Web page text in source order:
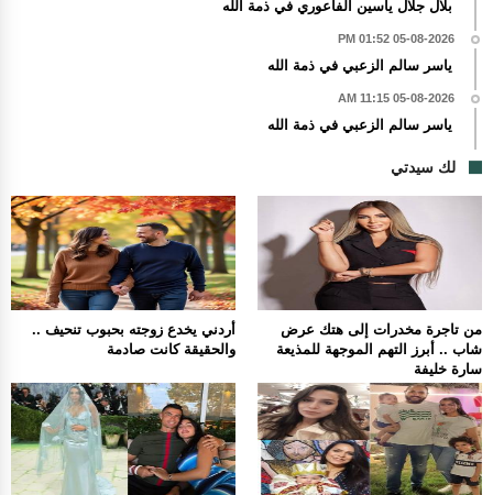
بلال جلال ياسين الفاعوري في ذمة الله
05-08-2026 01:52 PM
ياسر سالم الزعبي في ذمة الله
05-08-2026 11:15 AM
ياسر سالم الزعبي في ذمة الله
لك سيدتي
أردني يخدع زوجته بحبوب تنحيف ..
والحقيقة كانت صادمة
من تاجرة مخدرات إلى هتك عرض
شاب .. أبرز التهم الموجهة للمذيعة
سارة خليفة